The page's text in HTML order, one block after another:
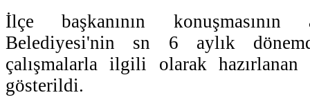
İlçe başkanının konuşmasının
Belediyesi'nin sn 6 aylık
çalışmalarla ilgili olarak hazırlanan
gösterildi.